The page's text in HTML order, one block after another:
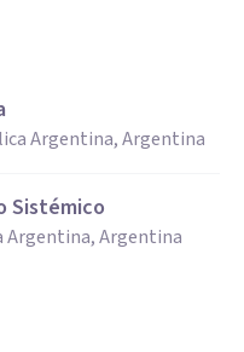
Argentina, Argentina
Sistémico
Argentina, Argentina